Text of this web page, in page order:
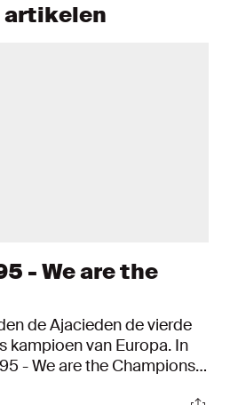
artikelen
- We are the
de Ajacieden de vierde
kampioen van Europa. In
- We are the Champions'